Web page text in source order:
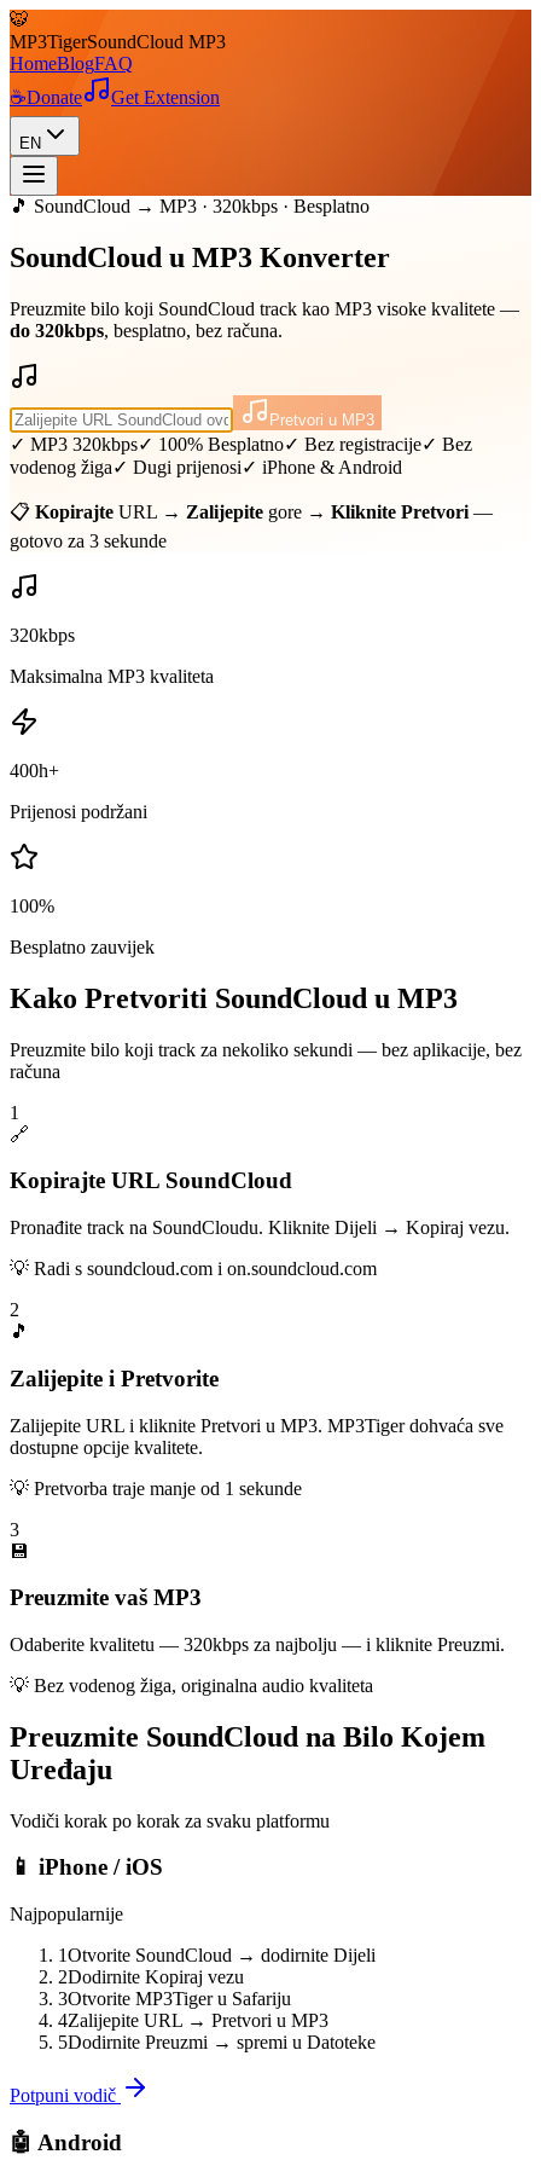
🐯
MP3TigerSoundCloud MP3
HomeBlogFAQ
☕Donate Get Extension
EN
🎵 SoundCloud → MP3 · 320kbps · Besplatno
SoundCloud u MP3 Konverter
Preuzmite bilo koji SoundCloud track kao MP3 visoke kvalitete —
do 320kbps, besplatno, bez računa.
Pretvori u MP3
✓ MP3 320kbps✓ 100% Besplatno✓ Bez registracije✓ Bez
vodenog žiga✓ Dugi prijenosi✓ iPhone & Android
📋 Kopirajte URL → Zalijepite gore → Kliknite Pretvori —
gotovo za 3 sekunde
320kbps
Maksimalna MP3 kvaliteta
400h+
Prijenosi podržani
100%
Besplatno zauvijek
Kako Pretvoriti SoundCloud u MP3
Preuzmite bilo koji track za nekoliko sekundi — bez aplikacije, bez
računa
1
🔗
Kopirajte URL SoundCloud
Pronađite track na SoundCloudu. Kliknite Dijeli → Kopiraj vezu.
💡 Radi s soundcloud.com i on.soundcloud.com
2
🎵
Zalijepite i Pretvorite
Zalijepite URL i kliknite Pretvori u MP3. MP3Tiger dohvaća sve
dostupne opcije kvalitete.
💡 Pretvorba traje manje od 1 sekunde
3
💾
Preuzmite vaš MP3
Odaberite kvalitetu — 320kbps za najbolju — i kliknite Preuzmi.
💡 Bez vodenog žiga, originalna audio kvaliteta
Preuzmite SoundCloud na Bilo Kojem
Uređaju
Vodiči korak po korak za svaku platformu
📱 iPhone / iOS
Najpopularnije
1Otvorite SoundCloud → dodirnite Dijeli
2Dodirnite Kopiraj vezu
3Otvorite MP3Tiger u Safariju
4Zalijepite URL → Pretvori u MP3
5Dodirnite Preuzmi → spremi u Datoteke
Potpuni vodič
🤖 Android